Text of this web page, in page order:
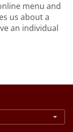
menu and
us about a
an individual